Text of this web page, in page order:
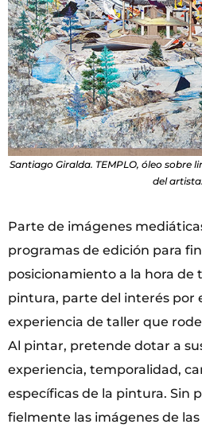
Santiago Giralda. TEMPLO, óleo sobre
del artista.
Parte de imágenes
programas de edición para
posicionamiento a la hora de
pintura, parte del interés por
experiencia de taller que
Al pintar, pretende dotar a
experiencia, temporalidad,
específicas de la pintura. Sin
fielmente las imágenes de